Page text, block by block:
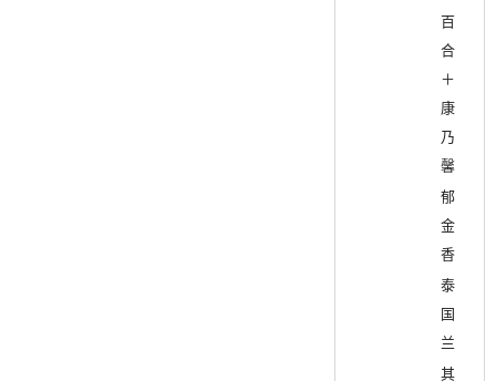
百
合
＋
康
乃
馨
郁
金
香
泰
国
兰
其